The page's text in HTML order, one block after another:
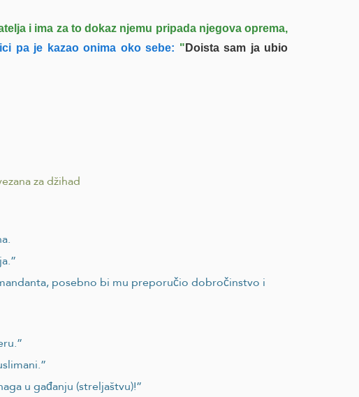
i ima za to dokaz njemu pripada njegova oprema,
pa je kazao onima oko sebe: " Doista sam ja ubio
za džihad
posebno bi mu preporučio dobročinstvo i
u gađanju (streljaštvu)!”